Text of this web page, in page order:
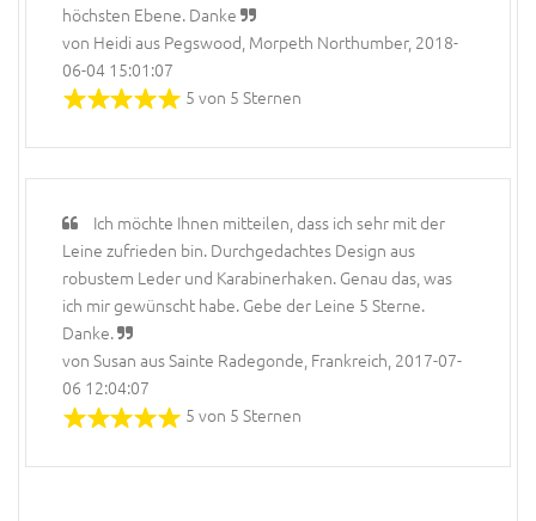
höchsten Ebene. Danke
von Heidi aus Pegswood, Morpeth Northumber, 2018-
06-04 15:01:07
5 von 5 Sternen
Ich möchte Ihnen mitteilen, dass ich sehr mit der
Leine zufrieden bin. Durchgedachtes Design aus
robustem Leder und Karabinerhaken. Genau das, was
ich mir gewünscht habe. Gebe der Leine 5 Sterne.
Danke.
von Susan aus Sainte Radegonde, Frankreich, 2017-07-
06 12:04:07
5 von 5 Sternen